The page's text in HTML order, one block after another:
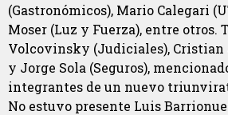
(Gastronómicos), Mario Calegari
Moser (Luz y Fuerza), entre otros.
Volcovinsky (Judiciales),
y Jorge Sola (Seguros),
integrantes de un nuevo
No estuvo presente Luis